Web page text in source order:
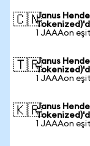
🇨🇳Janus
1 JAAAon
🇹🇷Janus
1 JAAAon
🇰🇷Janus
1 JAAAon